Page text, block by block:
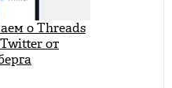
о Threads
от